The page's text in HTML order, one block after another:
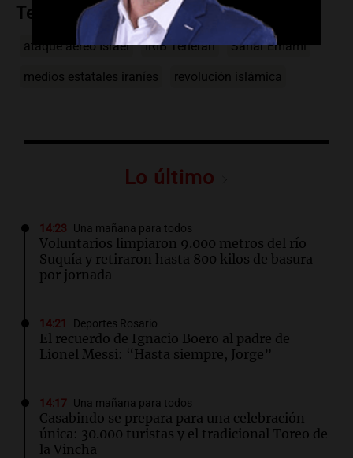
Temas
ataque aéreo Israel IRIB Teherán Sahar Emami
medios estatales iraníes revolución islámica
Lo último
14:23 Una mañana para todos
Voluntarios limpiaron 9.000 metros del río
Suquía y retiraron hasta 800 kilos de basura
por jornada
14:21 Deportes Rosario
El recuerdo de Ignacio Boero al padre de
Lionel Messi: “Hasta siempre, Jorge”
14:17 Una mañana para todos
Casabindo se prepara para una celebración
única: 30.000 turistas y el tradicional Toreo de
la Vincha